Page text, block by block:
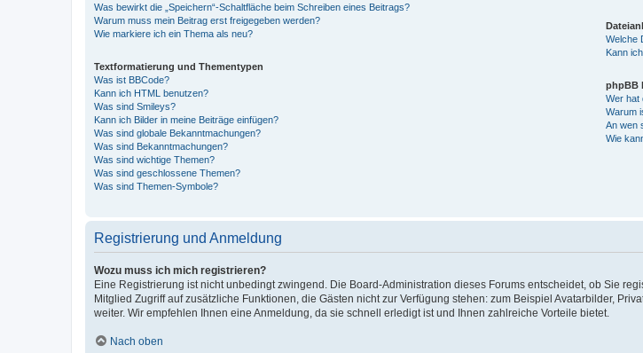
Was bewirkt die „Speichern“-Schaltfläche beim Schreiben eines Beitrags?
Warum muss mein Beitrag erst freigegeben werden?
Wie markiere ich ein Thema als neu?
Textformatierung und Thementypen
Was ist BBCode?
Kann ich HTML benutzen?
Was sind Smileys?
Kann ich Bilder in meine Beiträge einfügen?
Was sind globale Bekanntmachungen?
Was sind Bekanntmachungen?
Was sind wichtige Themen?
Was sind geschlossene Themen?
Was sind Themen-Symbole?
Welche
Kann
phpBB
Wer hat
Warum
An wen
Wie
Registrierung und Anmeldung
Wozu muss ich mich registrieren?
Eine Registrierung ist nicht unbedingt zwingend. Die Board-Administration dieses Forums entscheidet, ob Sie
Mitglied Zugriff auf zusätzliche Funktionen, die Gästen nicht zur Verfügung stehen: zum Beispiel Avatarbilder,
weiter. Wir empfehlen Ihnen eine Anmeldung, da sie schnell erledigt ist und Ihnen zahlreiche Vorteile bietet.
Nach oben